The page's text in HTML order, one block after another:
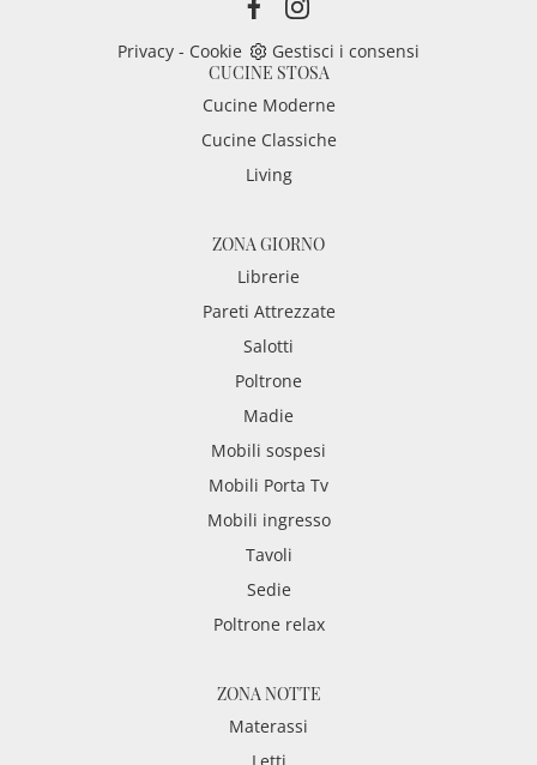
Privacy - Cookie
Gestisci i consensi
CUCINE STOSA
Cucine Moderne
Cucine Classiche
Living
ZONA GIORNO
Librerie
Pareti Attrezzate
Salotti
Poltrone
Madie
Mobili sospesi
Mobili Porta Tv
Mobili ingresso
Tavoli
Sedie
Poltrone relax
ZONA NOTTE
Materassi